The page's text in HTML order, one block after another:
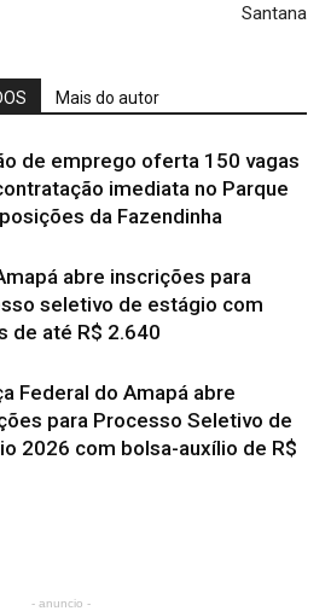
Santana
Mais do autor
de emprego oferta 150 vagas
imediata no Parque
da Fazendinha
abre inscrições para
seletivo de estágio com
de até R$ 2.640
Federal do Amapá abre
para Processo Seletivo de
2026 com bolsa-auxílio de R$
- anuncio -